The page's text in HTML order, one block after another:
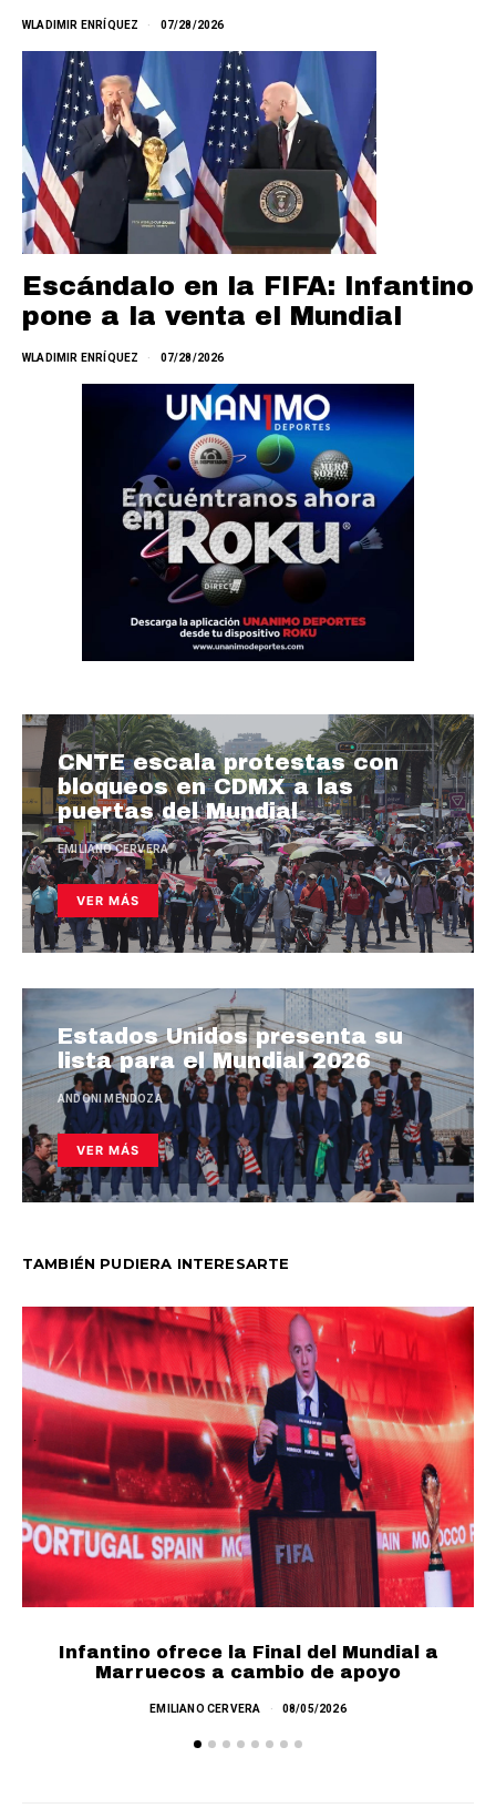
WLADIMIR ENRÍQUEZ 07/28/2026
Escándalo en la FIFA: Infantino
pone a la venta el Mundial
WLADIMIR ENRÍQUEZ 07/28/2026
CNTE escala protestas con
bloqueos en CDMX a las
puertas del Mundial
EMILIANO CERVERA
VER MÁS
Estados Unidos presenta su
lista para el Mundial 2026
ANDONI MENDOZA
VER MÁS
TAMBIÉN PUDIERA INTERESARTE
Infantino ofrece la Final del Mundial a
Marruecos a cambio de apoyo
EMILIANO CERVERA 08/05/2026